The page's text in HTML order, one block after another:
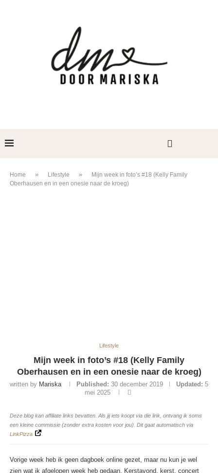
Home » Lifestyle »
Mijn week in foto’s #18 (Kelly Family
Oberhausen en in een onesie naar de kroeg)
Lifestyle
Mijn week in foto’s #18 (Kelly Family
Oberhausen en in een onesie naar de kroeg)
written by Mariska Published: 30 december 2019 Updated: 5
mei 2025
Deze blog kan affiliate links bevatten. Als jij iets koopt via die link, ontvang ik soms
een kleine commissie (zonder extra kosten voor jou). Dit gaat automatisch via
LinkPizza
Vorige week heb ik geen dagboek online gezet, maar nu kun je wel
zien wat ik afgelopen week heb gedaan. Kerstavond, kerst, concert